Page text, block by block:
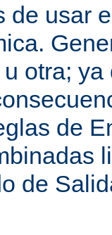
de usar
otra;
de
de